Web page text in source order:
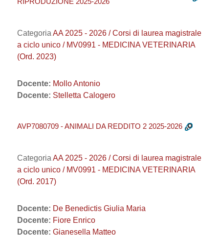
Categoria AA 2025 - 2026 / Corsi di laurea magistrale
a ciclo unico / MV0991 - MEDICINA VETERINARIA
(Ord. 2023)
Docente: Mollo Antonio
Docente: Stelletta Calogero
AVP7080709 - ANIMALI DA REDDITO 2 2025-2026
Categoria AA 2025 - 2026 / Corsi di laurea magistrale
a ciclo unico / MV0991 - MEDICINA VETERINARIA
(Ord. 2017)
Docente: De Benedictis Giulia Maria
Docente: Fiore Enrico
Docente: Gianesella Matteo